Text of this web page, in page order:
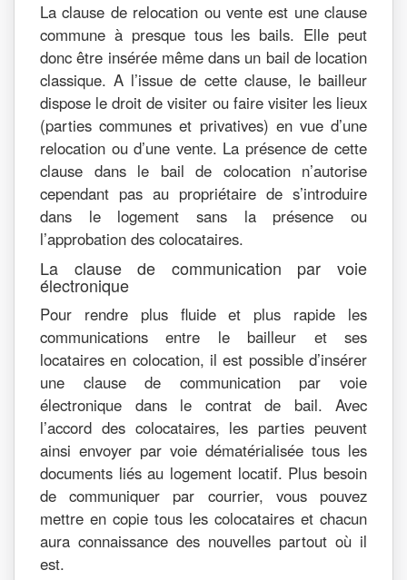
La clause de relocation ou vente est une clause
commune à presque tous les bails. Elle peut
donc être insérée même dans un bail de location
classique. A l’issue de cette clause, le bailleur
dispose le droit de visiter ou faire visiter les lieux
(parties communes et privatives) en vue d’une
relocation ou d’une vente. La présence de cette
clause dans le bail de colocation n’autorise
cependant pas au propriétaire de s’introduire
dans le logement sans la présence ou
l’approbation des colocataires.
La clause de communication par voie
électronique
Pour rendre plus fluide et plus rapide les
communications entre le bailleur et ses
locataires en colocation, il est possible d’insérer
une clause de communication par voie
électronique dans le contrat de bail. Avec
l’accord des colocataires, les parties peuvent
ainsi envoyer par voie dématérialisée tous les
documents liés au logement locatif. Plus besoin
de communiquer par courrier, vous pouvez
mettre en copie tous les colocataires et chacun
aura connaissance des nouvelles partout où il
est.